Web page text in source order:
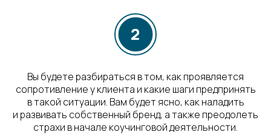
Вы будете разбираться в том, как проявляется
сопротивление у клиента и какие шаги предпринять
в такой ситуации. Вам будет ясно, как наладить
и развивать собственный бренд, а также преодолеть
страхи в начале коучинговой деятельности.